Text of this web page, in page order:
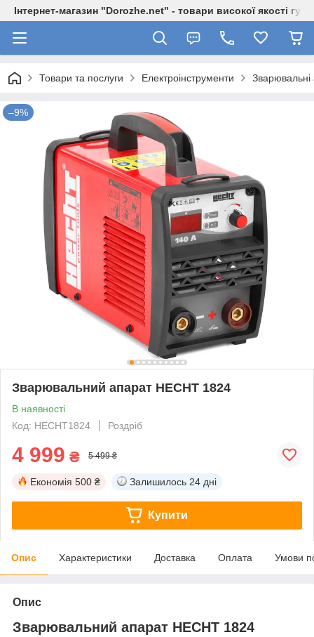
Інтернет-магазин "Dorozhe.net" - товари високої якості
Товари та послуги Електроінструменти
–9%
Зварювальний апарат HECHT 1824
В наявності
Код: HECHT1824
Роздріб
4 999 ₴ 5 499 ₴
Економія 500 ₴ Залишилось 24 дні
Купити
Опис Характеристики Доставка Оплата Умови
Опис
Зварювальний апарат HECHT 1824